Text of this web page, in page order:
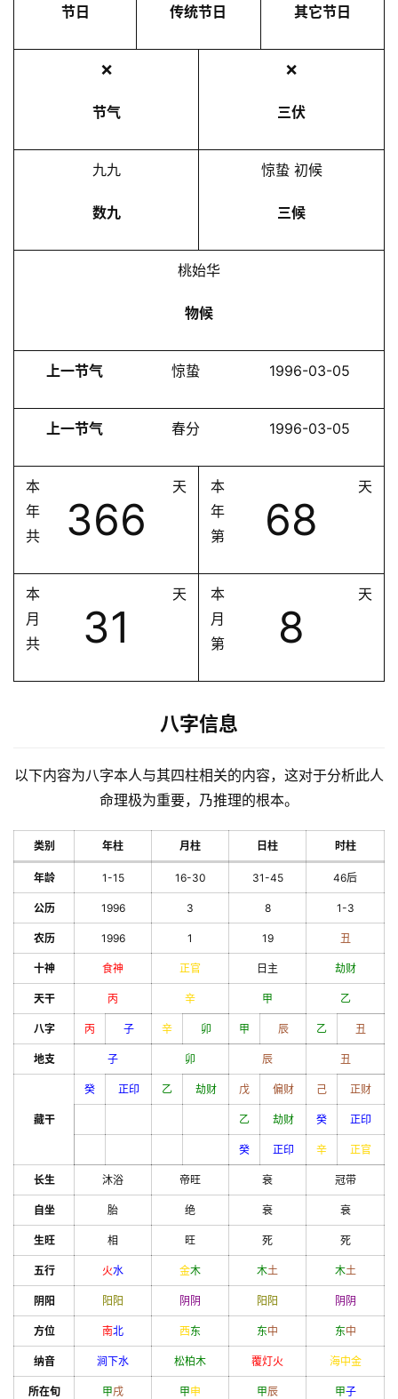
节日 传统节日 其它节日
❌
节气
❌
三伏
九九
数九
惊蛰 初候
三候
桃始华
物候
上一节气 惊蛰 1996-03-05
上一节气 春分 1996-03-05
本
年
共
366
天
本
年
第
68
天
本
月
共
31
天
本
月
第
8
天
八字信息
以下内容为八字本人与其四柱相关的内容，这对于分析此人
命理极为重要，乃推理的根本。
类别 年柱 月柱 日柱 时柱
年龄 1-15 16-30 31-45 46后
公历 1996 3 8 1-3
农历 1996 1 19 丑
十神 食神 正官 日主 劫财
天干 丙 辛 甲 乙
八字 丙 子 辛 卯 甲 辰 乙 丑
地支 子 卯 辰 丑
藏干
癸 正印 乙 劫财 戊 偏财 己 正财
乙 劫财 癸 正印
癸 正印 辛 正官
长生 沐浴 帝旺 衰 冠带
自坐 胎 绝 衰 衰
生旺 相 旺 死 死
五行 火水 金木 木土 木土
阴阳 阳 阳 阴 阴 阳 阳 阴 阴
方位 南北 西东 东中 东中
纳音 涧下水 松柏木 覆灯火 海中金
所在旬 甲戌 甲申 甲辰 甲子